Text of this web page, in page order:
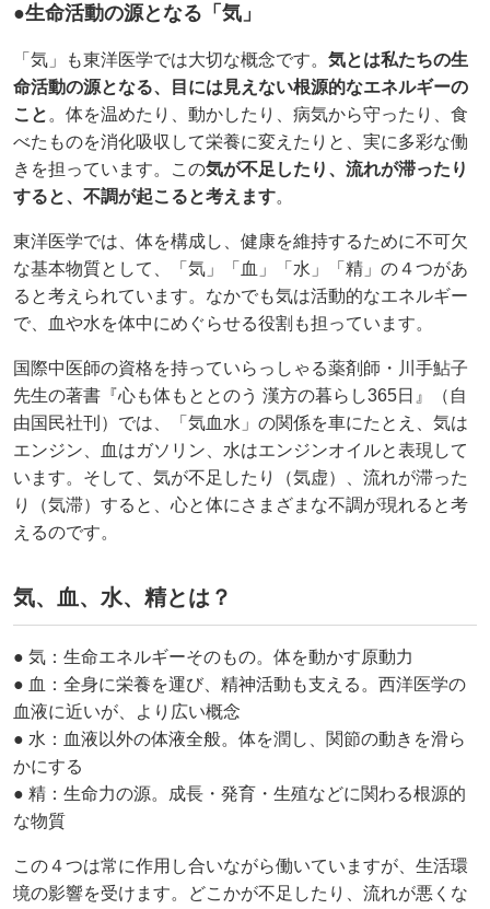
●生命活動の源となる「気」
「気」も東洋医学では大切な概念です。 気とは私たちの生
命活動の源となる、目には見えない根源的なエネルギーの
こと 。体を温めたり、動かしたり、病気から守ったり、食
べたものを消化吸収して栄養に変えたりと、実に多彩な働
きを担っています。この気が不足したり、流れが滞ったり
すると、不調が起こると考えます。
東洋医学では、体を構成し、健康を維持するために不可欠
な基本物質として、「気」「血」「水」「精」の４つがあ
ると考えられています。なかでも気は活動的なエネルギー
で、血や水を体中にめぐらせる役割も担っています。
国際中医師の資格を持っていらっしゃる薬剤師・川手鮎子
先生の著書『心も体もととのう 漢方の暮らし365日』（自
由国民社刊）では、「気血水」の関係を車にたとえ、気は
エンジン、血はガソリン、水はエンジンオイルと表現して
います。そして、気が不足したり（気虚）、流れが滞った
り（気滞）すると、心と体にさまざまな不調が現れると考
えるのです。
気、血、水、精とは？
● 気：生命エネルギーそのもの。体を動かす原動力
● 血：全身に栄養を運び、精神活動も支える。西洋医学の
血液に近いが、より広い概念
● 水：血液以外の体液全般。体を潤し、関節の動きを滑ら
かにする
● 精：生命力の源。成長・発育・生殖などに関わる根源的
な物質
この４つは常に作用し合いながら働いていますが、生活環
境の影響を受けます。どこかが不足したり、流れが悪くな